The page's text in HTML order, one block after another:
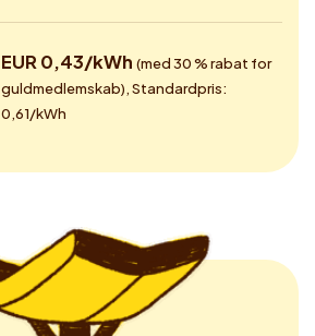
EUR 0,43/kWh (med 30 % rabat for
guldmedlemskab), Standardpris:
0,61/kWh